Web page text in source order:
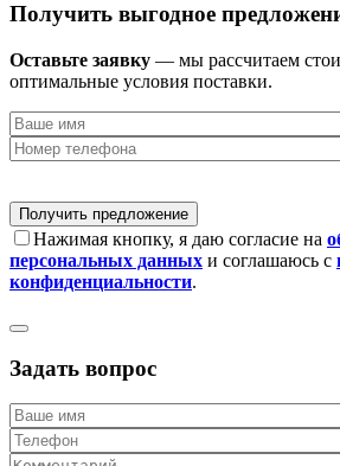
Получить выгодное
Оставьте заявку — мы рассчитаем
оптимальные условия поставки.
Нажимая кнопку, я даю согласие на
персональных данных и соглашаюсь с
конфиденциальности.
Задать вопрос